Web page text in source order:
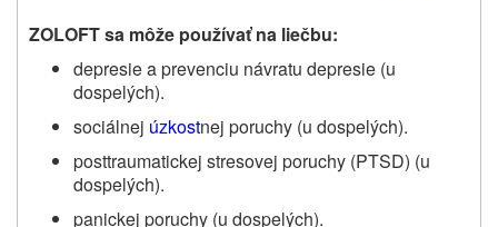
ZOLOFT sa môže používať na liečbu:
depresiea prevenciu návratu depresie (u
dospelých).
sociálnej úzkostnej poruchy (u dospelých).
posttraumatickej stresovej poruchy (PTSD) (u
dospelých).
panickej poruchy (u dospelých).